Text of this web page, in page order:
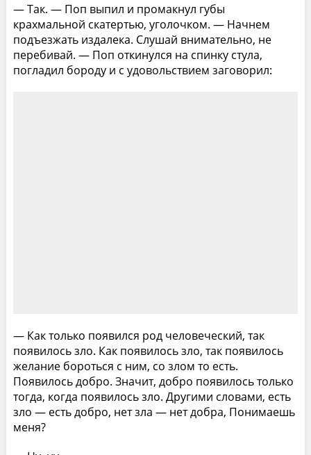
— Так. — Поп выпил и промакнул губы
крахмальной скатертью, уголочком. — Начнем
подъезжать издалека. Слушай внимательно, не
перебивай. — Поп откинулся на спинку стула,
погладил бороду и с удовольствием заговорил:
— Как только появился род человеческий, так
появилось зло. Как появилось зло, так появилось
желание бороться с ним, со злом то есть.
Появилось добро. Значит, добро появилось только
тогда, когда появилось зло. Другими словами, есть
зло — есть добро, нет зла — нет добра, Понимаешь
меня?